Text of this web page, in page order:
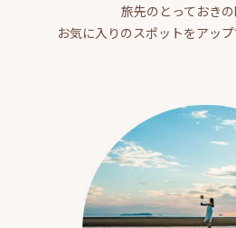
旅先のとっておきの
お気に入りのスポットをアッ